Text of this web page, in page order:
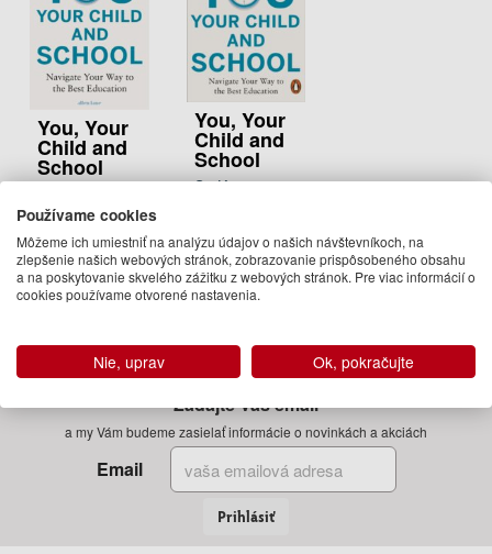
You, Your
Child and
School
Lou Aronica
22.50 €
marec 2018
(predobjednávka)
You, Your
Child and
School
Sir Ken
14.50 €
Na
Zadajte Váš email
a my Vám budeme zasielať informácie o novinkách a akciách
Email
Prihlásiť
Používame cookies
Môžeme ich umiestniť na analýzu údajov o našich návštevníkoch, na
zlepšenie našich webových stránok, zobrazovanie prispôsobeného obsahu
a na poskytovanie skvelého zážitku z webových stránok. Pre viac informácií o
cookies používame otvorené nastavenia.
Nie, uprav Ok, pokračujte